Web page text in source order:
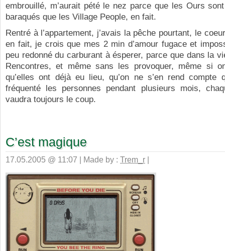
embrouillé, m’aurait pété le nez parce que les Ours
baraqués que les Village People, en fait.
Rentré à l’appartement, j’avais la pêche pourtant, le
en fait, je crois que mes 2 min d’amour fugace et
peu redonné du carburant à ésperer, parce que dans la
Rencontres, et même sans les provoquer, même si
qu’elles ont déjà eu lieu, qu’on ne s’en rend compte
fréquenté les personnes pendant plusieurs mois,
vaudra toujours le coup.
C’est magique
17.05.2005 @ 11:07 | Made by : Trem_r |